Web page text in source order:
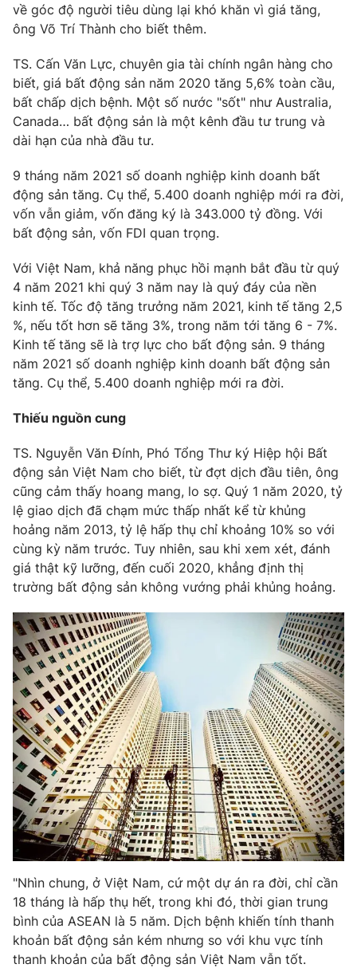
VTV Money VTV Thể thao
VTV Sức khoẻ Bất động sản
Thị trường 24h Tấm lòng Việt
VTV9 VTV8
Liên hệ tòa soạn English
THỜI BÁO VTV
Theo dõi báo trên
Cơ quan chủ quản:Đài Truyền hình Việt Nam
Cơ quan báo chí:
Thời báo VTV
Giấy phép hoạt động báo in và báo điện tử số 483/GP-BTTTT
cấp ngày 29/12/2023
Tổng Biên tập:Vũ Thanh Thủy
Phó Tổng Biên tập:
Nguyễn Thị Mỹ Hạnh, Phạm Quốc Thắng,
Nguyễn Trọng Ninh
Tổng đài VTV:024.38 355 931 - 024.38 355 932
Ðiện thoại Thời báo VTV:024.66 897 897
Email:toasoan@vtv.vn
Liên hệ quảng cáo:024-7300.7108
® Cấm sao chép dưới mọi hình thức nếu không có sự chấp
thuận bằng văn bản. Ghi rõ nguồn VTV.vn khi phát hành lại
thông tin từ website này.
về góc độ người tiêu dùng lại khó khăn vì giá tăng,
ông Võ Trí Thành cho biết thêm.
TS. Cấn Văn Lực, chuyên gia tài chính ngân hàng cho
biết, giá bất động sản năm 2020 tăng 5,6% toàn cầu,
bất chấp dịch bệnh. Một số nước "sốt" như Australia,
Canada… bất động sản là một kênh đầu tư trung và
dài hạn của nhà đầu tư.
9 tháng năm 2021 số doanh nghiệp kinh doanh bất
động sản tăng. Cụ thể, 5.400 doanh nghiệp mới ra đời,
vốn vẫn giảm, vốn đăng ký là 343.000 tỷ đồng. Với
bất động sản, vốn FDI quan trọng.
Với Việt Nam, khả năng phục hồi mạnh bắt đầu từ quý
4 năm 2021 khi quý 3 năm nay là quý đáy của nền
kinh tế. Tốc độ tăng trưởng năm 2021, kinh tế tăng 2,5
%, nếu tốt hơn sẽ tăng 3%, trong năm tới tăng 6 - 7%.
Kinh tế tăng sẽ là trợ lực cho bất động sản. 9 tháng
năm 2021 số doanh nghiệp kinh doanh bất động sản
tăng. Cụ thể, 5.400 doanh nghiệp mới ra đời.
Thiếu nguồn cung
TS. Nguyễn Văn Đính, Phó Tổng Thư ký Hiệp hội Bất
động sản Việt Nam cho biết, từ đợt dịch đầu tiên, ông
cũng cảm thấy hoang mang, lo sợ. Quý 1 năm 2020, tỷ
lệ giao dịch đã chạm mức thấp nhất kể từ khủng
hoảng năm 2013, tỷ lệ hấp thụ chỉ khoảng 10% so với
cùng kỳ năm trước. Tuy nhiên, sau khi xem xét, đánh
giá thật kỹ lưỡng, đến cuối 2020, khẳng định thị
trường bất động sản không vướng phải khủng hoảng.
"Nhìn chung, ở Việt Nam, cứ một dự án ra đời, chỉ cần
18 tháng là hấp thụ hết, trong khi đó, thời gian trung
bình của ASEAN là 5 năm. Dịch bệnh khiến tính thanh
khoản bất động sản kém nhưng so với khu vực tính
thanh khoản của bất động sản Việt Nam vẫn tốt.